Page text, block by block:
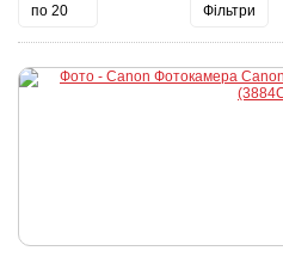
по 20 Фільтри